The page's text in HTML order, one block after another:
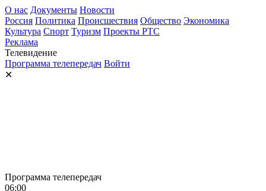
О нас Документы Новости
Россия Политика Происшествия Общество Экономика
Культура Спорт Туризм Проекты РТС
Реклама
Телевидение
Программа телепередач Войти
✕
Программа телепередач
06:00